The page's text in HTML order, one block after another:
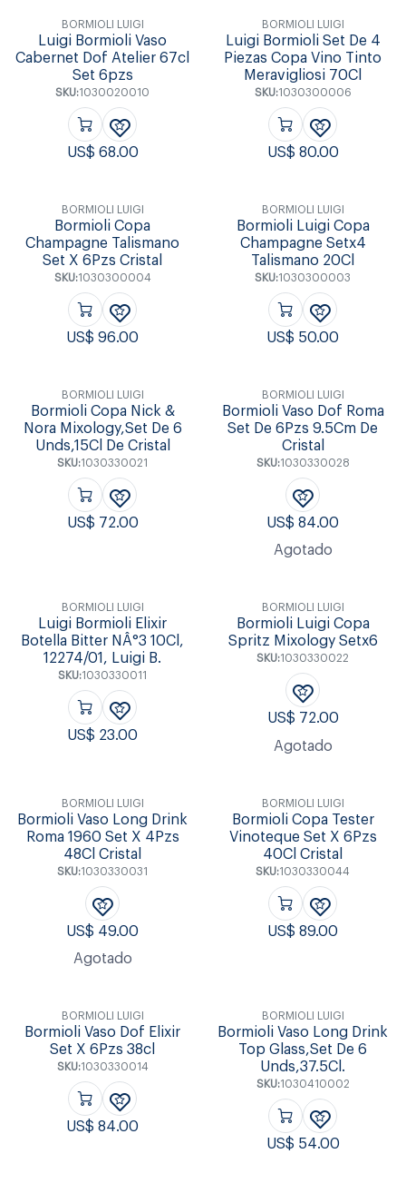
BORMIOLI LUIGI
Luigi Bormioli Vaso
Cabernet Dof Atelier 67cl
Set 6pzs
SKU:1030020010
US$ 68.00
BORMIOLI LUIGI
Luigi Bormioli Set De 4
Piezas Copa Vino Tinto
Meravigliosi 70Cl
SKU:1030300006
US$ 80.00
BORMIOLI LUIGI
Bormioli Copa
Champagne Talismano
Set X 6Pzs Cristal
SKU:1030300004
US$96.00
BORMIOLI LUIGI
Bormioli Luigi Copa
Champagne Setx4
Talismano 20Cl
SKU:1030300003
US$ 50.00
BORMIOLI LUIGI
Bormioli Copa Nick &
Nora Mixology,Set De 6
Unds,15Cl De Cristal
SKU:1030330021
US$ 72.00
BORMIOLI LUIGI
Bormioli Vaso Dof Roma
Set De 6Pzs 9.5Cm De
Cristal
SKU:1030330028
US$84.00
Agotado
BORMIOLI LUIGI
Luigi Bormioli Elixir
Botella Bitter NÂ°3 10Cl,
12274/01, Luigi B.
SKU:1030330011
US$ 23.00
BORMIOLI LUIGI
Bormioli Luigi Copa
Spritz Mixology Setx6
SKU:1030330022
US$ 72.00
Agotado
BORMIOLI LUIGI
Bormioli Vaso Long Drink
Roma 1960 Set X 4Pzs
48Cl Cristal
SKU:1030330031
US$ 49.00
Agotado
BORMIOLI LUIGI
Bormioli Copa Tester
Vinoteque Set X 6Pzs
40Cl Cristal
SKU:1030330044
US$89.00
BORMIOLI LUIGI
Bormioli Vaso Dof Elixir
Set X 6Pzs 38cl
SKU:1030330014
US$84.00
BORMIOLI LUIGI
Bormioli Vaso Long Drink
Top Glass,Set De 6
Unds,37.5Cl.
SKU:1030410002
US$ 54.00